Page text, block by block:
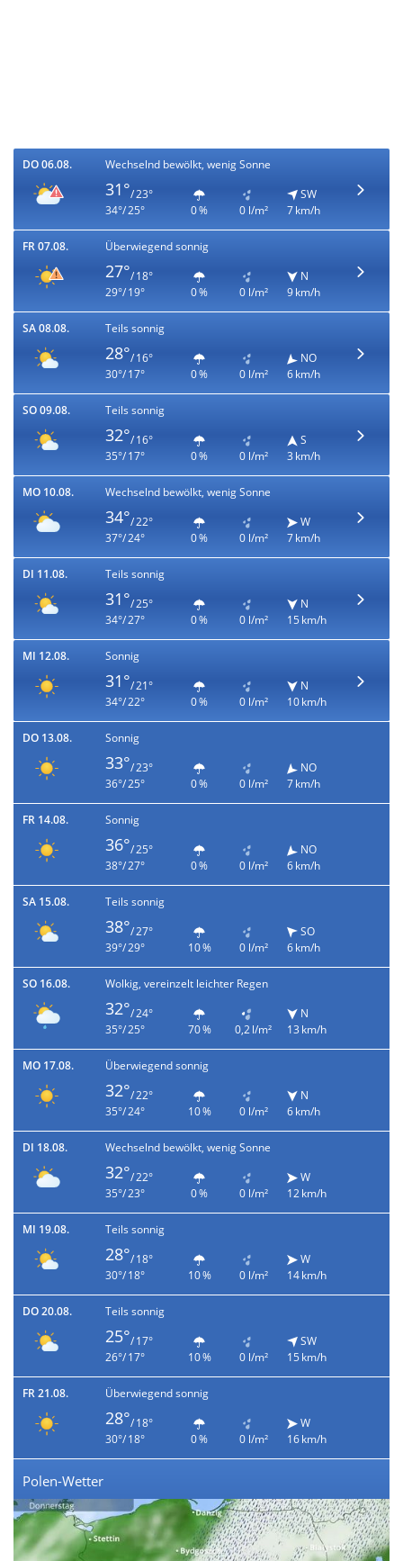
DO 06.08. Wechselnd bewölkt, wenig Sonne
31°/ 23°
34°/ 25°
0 % 0 l/m²
SW
7 km/h
FR 07.08. Überwiegend sonnig
27°/ 18°
29°/ 19°
0 % 0 l/m²
N
9 km/h
SA 08.08. Teils sonnig
28°/ 16°
30°/ 17°
0 % 0 l/m²
NO
6 km/h
SO 09.08. Teils sonnig
32°/ 16°
35°/ 17°
0 % 0 l/m²
S
3 km/h
MO 10.08. Wechselnd bewölkt, wenig Sonne
34°/ 22°
37°/ 24°
0 % 0 l/m²
W
7 km/h
DI 11.08. Teils sonnig
31°/ 25°
34°/ 27°
0 % 0 l/m²
N
15 km/h
MI 12.08. Sonnig
31°/ 21°
34°/ 22°
0 % 0 l/m²
N
10 km/h
DO 13.08. Sonnig
33°/ 23°
36°/ 25°
0 % 0 l/m²
NO
7 km/h
FR 14.08. Sonnig
36°/ 25°
38°/ 27°
0 % 0 l/m²
NO
6 km/h
SA 15.08. Teils sonnig
38°/ 27°
39°/ 29°
10 % 0 l/m²
SO
6 km/h
SO 16.08. Wolkig, vereinzelt leichter Regen
32°/ 24°
35°/ 25°
70 % 0,2 l/m²
N
13 km/h
MO 17.08. Überwiegend sonnig
32°/ 22°
35°/ 24°
10 % 0 l/m²
N
6 km/h
DI 18.08. Wechselnd bewölkt, wenig Sonne
32°/ 22°
35°/ 23°
0 % 0 l/m²
W
12 km/h
MI 19.08. Teils sonnig
28°/ 18°
30°/ 18°
10 % 0 l/m²
W
14 km/h
DO 20.08. Teils sonnig
25°/ 17°
26°/ 17°
10 % 0 l/m²
SW
15 km/h
FR 21.08. Überwiegend sonnig
28°/ 18°
30°/ 18°
0 % 0 l/m²
W
16 km/h
Polen-Wetter